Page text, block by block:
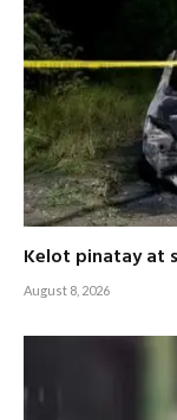
Kelot pinatay at
August 8, 2026